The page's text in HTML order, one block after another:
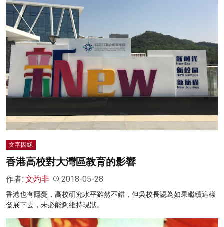
文字因緣
香港高校對大灣區教育的影響
作者: 文灼非 2018-05-28
香港也有隱憂，高校研究水平雖然不錯，但吳校長認為如果繼續這樣
發展下去，未必能夠維持現狀。